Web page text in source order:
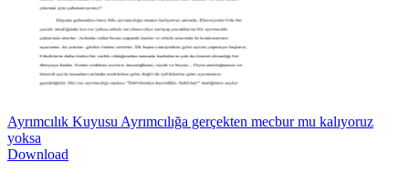
Ayrımcılık Kuyusu Ayrımcılığa gerçekten mecbur mu kalıyoruz
yoksa
Download